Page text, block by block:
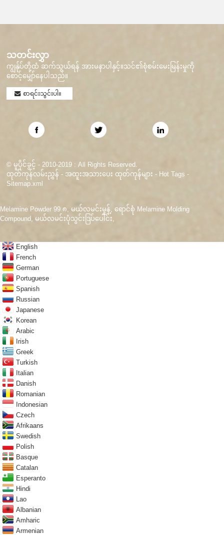
သတင်းလွှာ
ကျွန်ုပ်တို့ထံ ဆက်သွယ်ရန် အားမနာပါနှင့်။သင်၏စုံစမ်းမေးမြန်းမှုကို
စောင့်မျှော်နေပါသည်။
စာရင်းသွင်းပါ။
© မူပိုင်ခွင့် - 2010-2019 : All Rights Reserved.
ထုတ်ကုန်လမ်းညွှန် - အထူးအသားပေး ထုတ်ကုန်များ - Hot Tags -
Sitemap.xml
Melamine Powder 99 ၈, မယ်လမင်းမှုန့်, ရောင်စုံ Melamine Molding
Compound, မယ်လမင်းပုံသွင်းဒြပ်ပေါင်း,
English
French
German
Portuguese
Spanish
Russian
Japanese
Korean
Arabic
Irish
Greek
Turkish
Italian
Danish
Romanian
Indonesian
Czech
Afrikaans
Swedish
Polish
Basque
Catalan
Esperanto
Hindi
Lao
Albanian
Amharic
Armenian